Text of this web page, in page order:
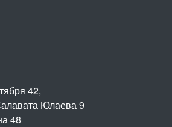
42,
Юлаева 9
48